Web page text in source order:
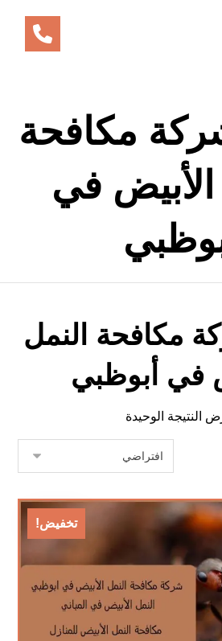
مكافحة
الأبيض في
مكافحة النمل
في أبوظبي
النتيجة الوحيدة
تخفيض!